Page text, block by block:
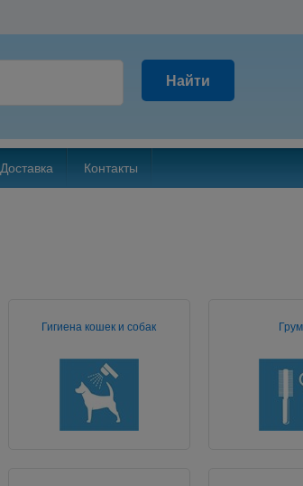
Найти
Доставка Контакты
Гигиена кошек и собак